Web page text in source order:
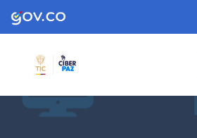
Skip to navigation
Skip to login form
Skip to footer
Salta al contenido principal
celulares, tabletas y
Página Principal
- Sácale provecho a tus